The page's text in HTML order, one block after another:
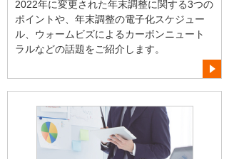
2022年に変更された年末調整に関する3つの
ポイントや、年末調整の電子化スケジュー
ル、ウォームビズによるカーボンニュート
ラルなどの話題をご紹介します。